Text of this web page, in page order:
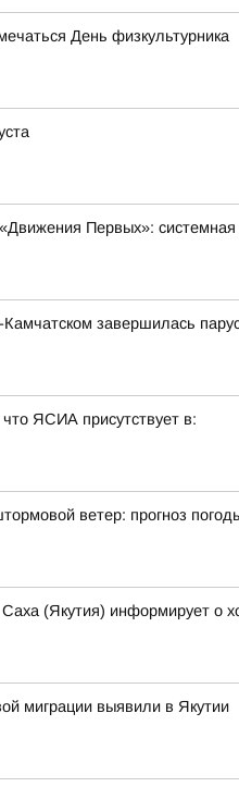
День физкультурника
Первых»:
завершилась
ЯСИА присутствует в:
ветер: прогноз
(Якутия) информирует о
миграции выявили в Якутии